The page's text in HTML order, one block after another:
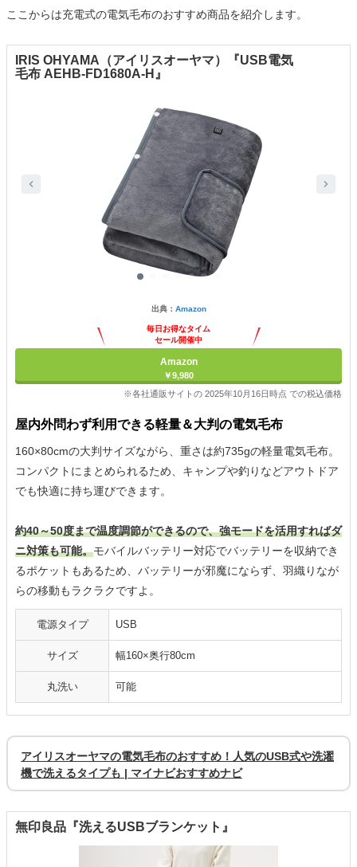
ここからは充電式の電気毛布のおすすめ商品を紹介します。
IRIS OHYAMA（アイリスオーヤマ）『USB電気
毛布 AEHB-FD1680A-H』
出典： Amazon
毎日お得なタイム
セール開催中
Amazon
￥9,980
※各社通販サイトの 2025年10月16日時点 での税込価格
屋内外問わず利用できる軽量＆大判の電気毛布
160×80cmの大判サイズながら、重さは約735gの軽量電気毛布。
コンパクトにまとめられるため、キャンプや釣りなどアウトドア
でも快適に持ち運びできます。
約40～50度まで温度調節ができるので、強モードを活用すればダ
ニ対策も可能。モバイルバッテリー対応でバッテリーを収納でき
るポケットもあるため、バッテリーが邪魔にならず、羽織りなが
らの移動もラクラクですよ。
電源タイプ USB
サイズ 幅160×奥行80cm
丸洗い 可能
アイリスオーヤマの電気毛布のおすすめ！人気のUSB式や洗濯
機で洗えるタイプも | マイナビおすすめナビ
無印良品『洗えるUSBブランケット』